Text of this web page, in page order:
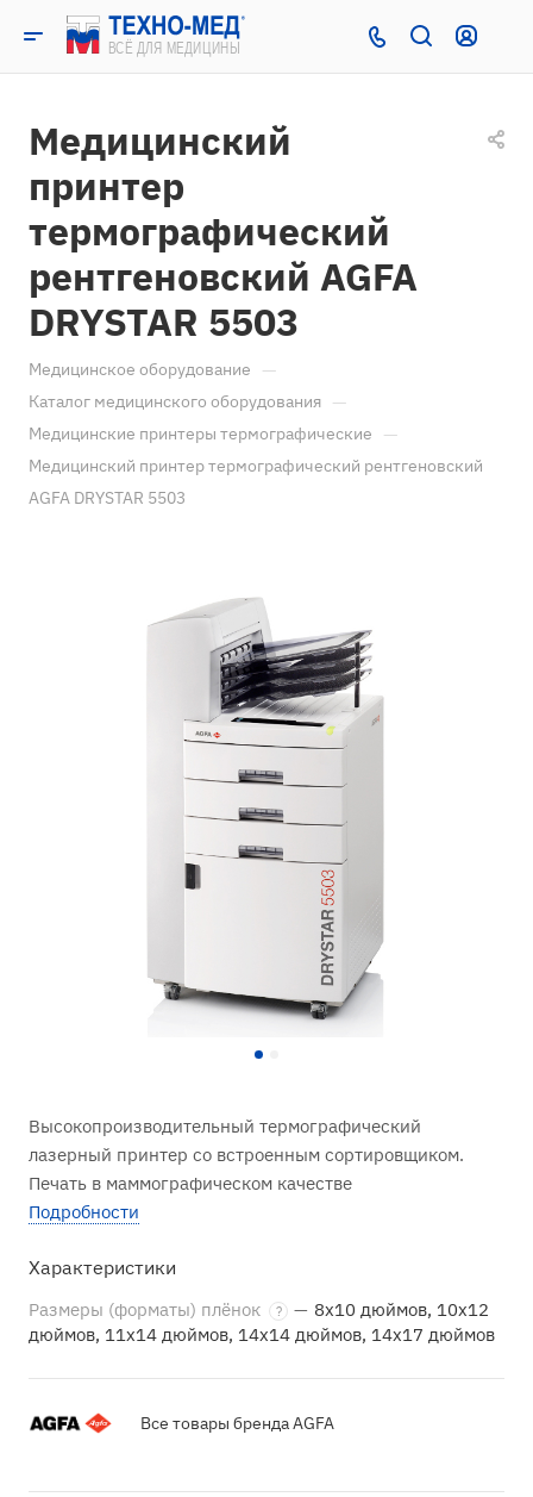
Медицинский
принтер
термографический
рентгеновский AGFA
DRYSTAR 5503
Медицинское оборудование —
Каталог медицинского оборудования —
Медицинские принтеры термографические —
Медицинский принтер термографический рентгеновский
AGFA DRYSTAR 5503
Высоко­производительный термогра­фический
лазерный принтер со встроенным сортировщиком.
Печать в маммогра­фическом качестве
Подробности
Характеристики
Размеры (форматы) плёнок ? — 8х10 дюймов, 10х12
дюймов, 11х14 дюймов, 14х14 дюймов, 14x17 дюймов
Все товары бренда AGFA